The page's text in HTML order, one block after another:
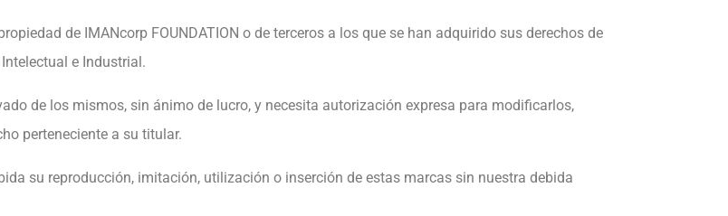
de IMANcorp FOUNDATION o de terceros a los que se han adquirido sus derechos de
e Industrial.
de los mismos, sin ánimo de lucro, y necesita autorización expresa para modificarlos,
perteneciente a su titular.
su reproducción, imitación, utilización o inserción de estas marcas sin nuestra debida